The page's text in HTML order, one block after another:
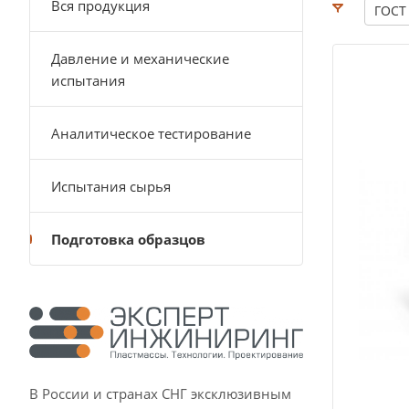
ГОСТ
Вся продукция
Давление и механические
испытания
Аналитическое тестирование
Испытания сырья
Подготовка образцов
В России и странах СНГ эксклюзивным